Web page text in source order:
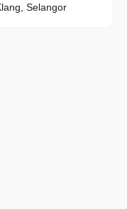
Selangor